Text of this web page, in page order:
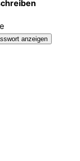
anzeigen